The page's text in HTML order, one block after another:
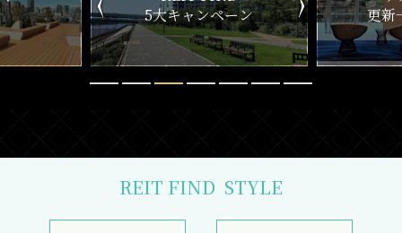
ン
更新一覧チェック
REIT FIND STYLE